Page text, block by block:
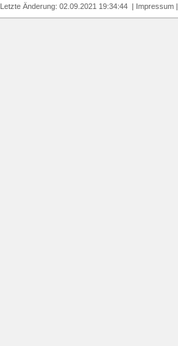
Letzte Änderung: 02.09.2021 19:34:44 | Impressum|